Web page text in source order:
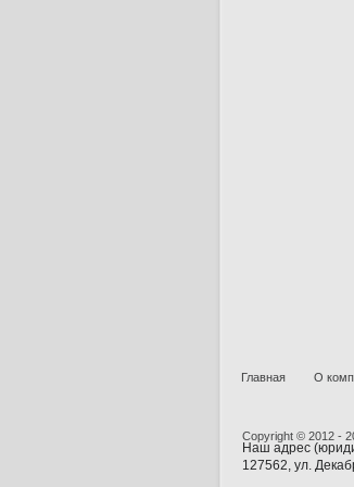
Главная О
Наш адрес
127562, ул.
Copyright © 2012 -